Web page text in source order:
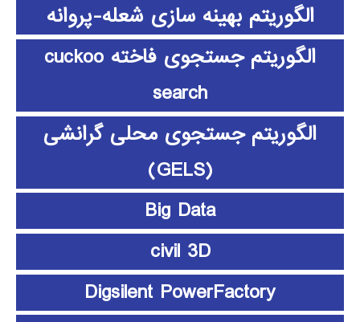
الگوریتم بهینه سازی شعله-پروانه
الگوریتم جستجوی فاخته cuckoo
search
الگوریتم جستجوی محلی گرانشی
(GELS)
Big Data
civil 3D
Digsilent PowerFactory